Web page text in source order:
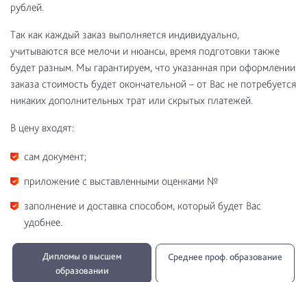
рублей.
Так как каждый заказ выполняется индивидуально,
учитываются все мелочи и нюансы, время подготовки также
будет разным. Мы гарантируем, что указанная при оформлении
заказа стоимость будет окончательной – от Вас не потребуется
никаких дополнительных трат или скрытых платежей.
В цену входят:
сам документ;
приложение с выставленными оценками №
заполнение и доставка способом, который будет Вас
удобнее.
Дипломы о высшем
образовании
Среднее проф. образование